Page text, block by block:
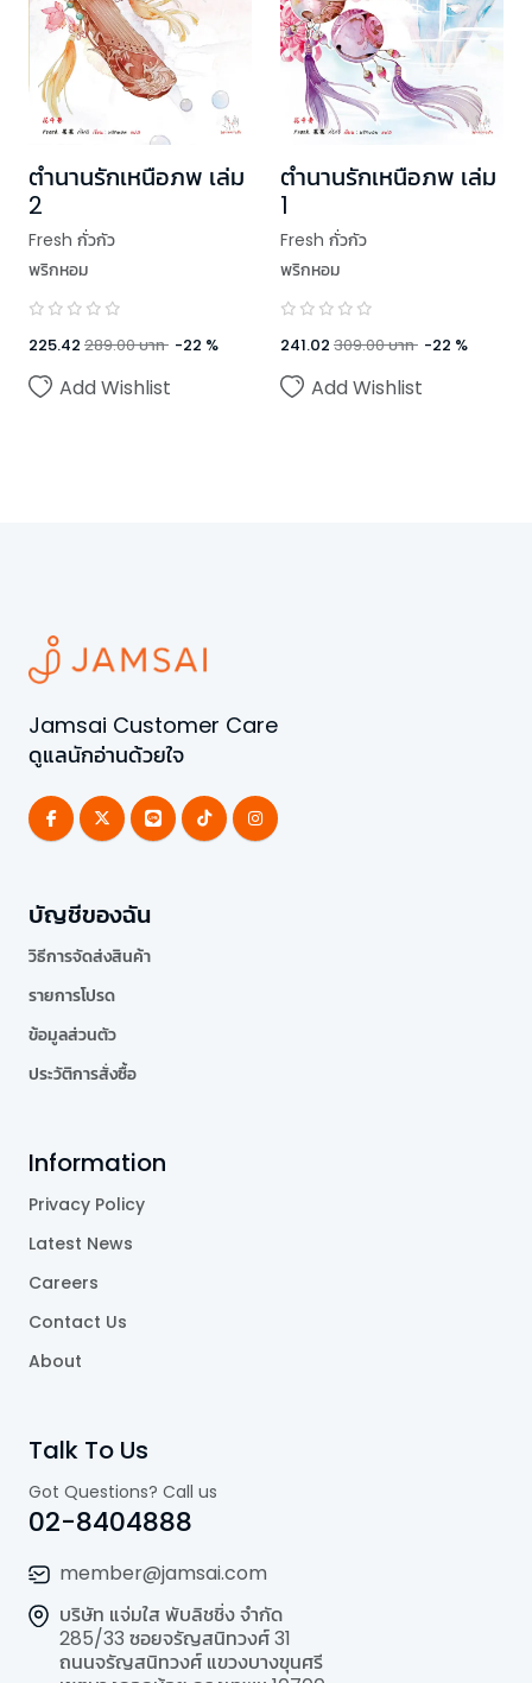
ตำนานรักเหนือภพ เล่ม
2
Fresh กั่วกัว
พริกหอม
225.42 289.00บาท -22 %
Add Wishlist
ตำนานรักเหนือภพ เล่ม
1
Fresh กั่วกัว
พริกหอม
241.02 309.00บาท -22 %
Add Wishlist
Jamsai Customer Care
ดูแลนักอ่านด้วยใจ
บัญชีของฉัน
วิธีการจัดส่งสินค้า
รายการโปรด
ข้อมูลส่วนตัว
ประวัติการสั่งซื้อ
Information
Privacy Policy
Latest News
Careers
Contact Us
About
Talk To Us
Got Questions? Call us
02-8404888
member@jamsai.com
บริษัท แจ่มใส พับลิชชิ่ง จำกัด
285/33 ซอยจรัญสนิทวงศ์ 31
ถนนจรัญสนิทวงศ์ แขวงบางขุนศรี